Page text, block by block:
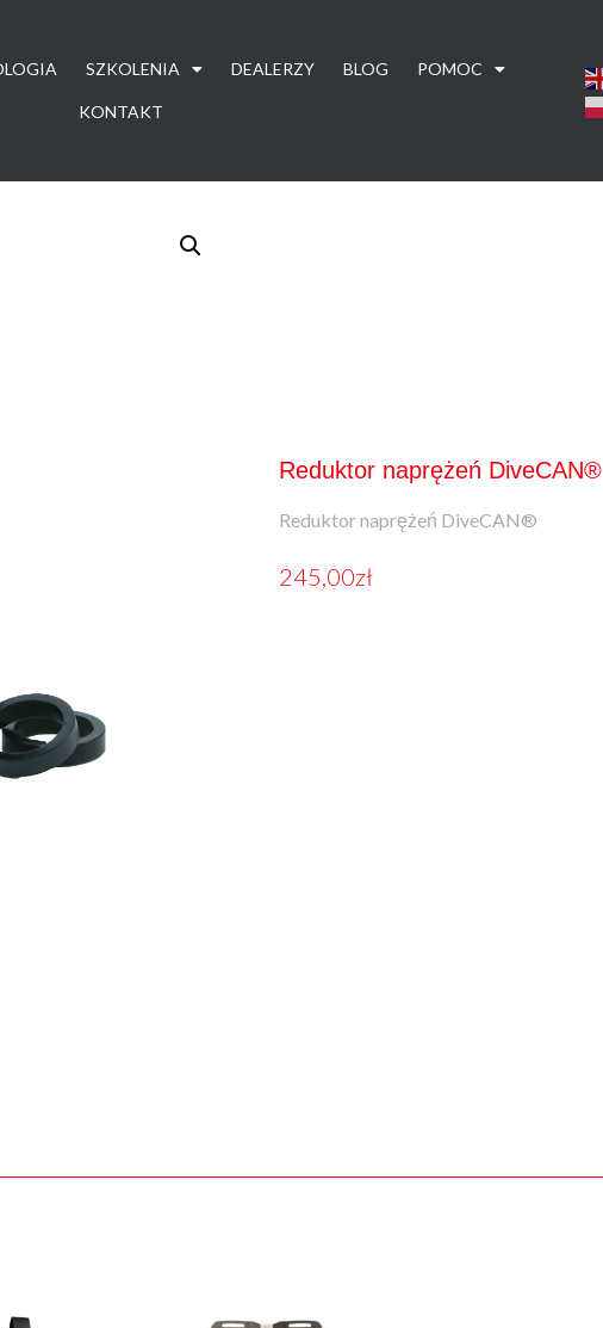
SZKOLENIA DEALERZY BLOG POMOC
KONTAKT
Reduktor naprężeń DiveCAN®
Reduktor naprężeń DiveCAN®
245,00zł